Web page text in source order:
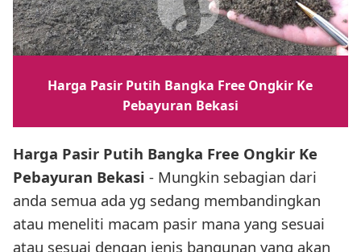
Harga Pasir Putih Bangka Free Ongkir Ke
Pebayuran Bekasi
Harga Pasir Putih Bangka Free Ongkir Ke
Pebayuran Bekasi - Mungkin sebagian dari
anda semua ada yg sedang membandingkan
atau meneliti macam pasir mana yang sesuai
atau sesuai dengan jenis bangunan yang akan